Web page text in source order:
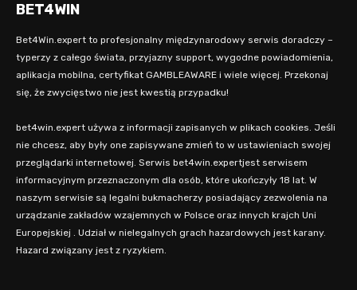
BET4WIN
Bet4Win.expert to profesjonalny międzynarodowy serwis doradczy –
typerzy z całego świata, przyjazny support, wygodne powiadomienia,
aplikacja mobilna, certyfikat GAMBLEAWARE i wiele więcej. Przekonaj
się, że zwycięstwo nie jest kwestią przypadku!
bet4win.expert używa z informacji zapisanych w plikach cookies. Jeśli
nie chcesz, aby były one zapisywane zmień to w ustawieniach swojej
przeglądarki internetowej. Serwis bet4win.expertjest serwisem
informacyjnym przeznaczonym dla osób, które ukończyły 18 lat. W
naszym serwisie są legalni bukmacherzy posiadający zezwolenia na
urządzanie zakładów wzajemnych w Polsce oraz innych krajch Uni
Europejskiej . Udział w nielegalnych grach hazardowych jest karany.
Hazard związany jest z ryzykiem.